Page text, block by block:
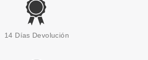
CHRISTIAN DIOR
SHAVE LOCION 100 ML
14 Días Devolución